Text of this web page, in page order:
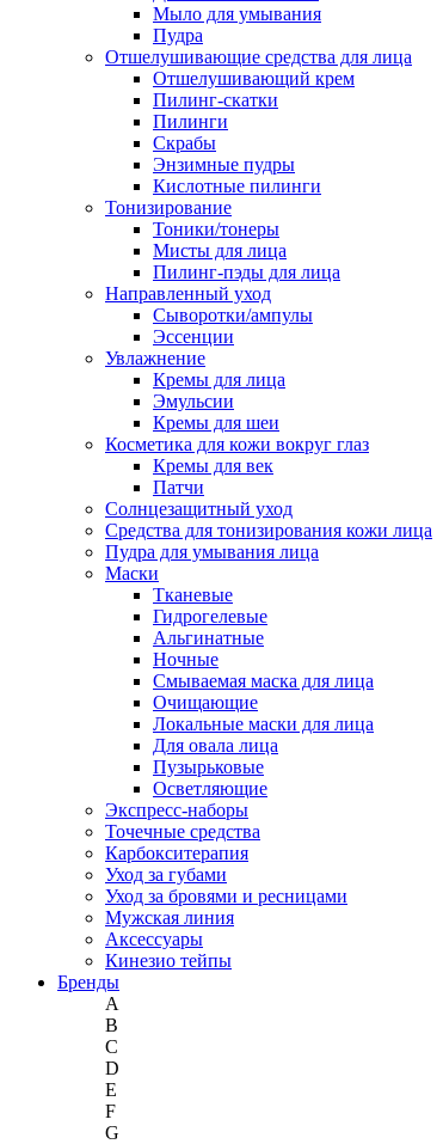
Мыло для умывания
Пудра
Отшелушивающие средства для лица
Отшелушивающий крем
Пилинг-скатки
Пилинги
Скрабы
Энзимные пудры
Кислотные пилинги
Тонизирование
Тоники/тонеры
Мисты для лица
Пилинг-пэды для лица
Направленный уход
Сыворотки/ампулы
Эссенции
Увлажнение
Кремы для лица
Эмульсии
Кремы для шеи
Косметика для кожи вокруг глаз
Кремы для век
Патчи
Солнцезащитный уход
Средства для тонизирования кожи лица
Пудра для умывания лица
Маски
Тканевые
Гидрогелевые
Альгинатные
Ночные
Смываемая маска для лица
Очищающие
Локальные маски для лица
Для овала лица
Пузырьковые
Осветляющие
Экспресс-наборы
Точечные средства
Карбокситерапия
Уход за губами
Уход за бровями и ресницами
Мужская линия
Аксессуары
Кинезио тейпы
Бренды
A
B
C
D
E
F
G